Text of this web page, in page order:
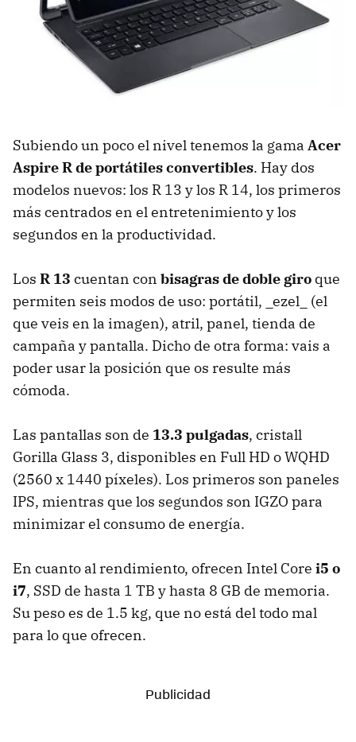
Subiendo un poco el nivel tenemos la gama Acer
Aspire R de portátiles convertibles. Hay dos
modelos nuevos: los R 13 y los R 14, los primeros
más centrados en el entretenimiento y los
segundos en la productividad.
Los R 13 cuentan con bisagras de doble giro que
permiten seis modos de uso: portátil, _ezel_ (el
que veis en la imagen), atril, panel, tienda de
campaña y pantalla. Dicho de otra forma: vais a
poder usar la posición que os resulte más
cómoda.
Las pantallas son de 13.3 pulgadas, cristall
Gorilla Glass 3, disponibles en Full HD o WQHD
(2560 x 1440 píxeles). Los primeros son paneles
IPS, mientras que los segundos son IGZO para
minimizar el consumo de energía.
En cuanto al rendimiento, ofrecen Intel Core i5 o
i7, SSD de hasta 1 TB y hasta 8 GB de memoria.
Su peso es de 1.5 kg, que no está del todo mal
para lo que ofrecen.